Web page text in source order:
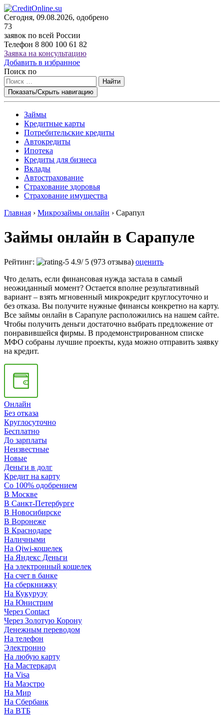
Сегодня, 09.08.2026, одобрено
73
заявок по всей России
Телефон 8 800 100 61 82
Заявка на консультацию
Добавить в избранное
Поиск по
Найти
Показать/Скрыть навигацию
Займы
Кредитные карты
Потребительские кредиты
Автокредиты
Ипотека
Кредиты для бизнеса
Вклады
Автострахование
Страхование здоровья
Страхование имущества
Главная › Микрозаймы онлайн › Сарапул
Займы онлайн в Сарапуле
Рейтинг: 4.9/ 5 (973 отзыва) оценить
Что делать, если финансовая нужда застала в самый
неожиданный момент? Остается вполне результативный
вариант – взять мгновенный микрокредит круглосуточно и
без отказа. Вы получите нужные финансы конкретно на карту.
Все займы онлайн в Сарапуле расположились на нашем сайте.
Чтобы получить деньги достаточно выбрать предложение от
понравившейся фирмы. В продемонстрированном списке
МФО собраны лучшие проекты, куда можно отправить заявку
на кредит.
Онлайн
Без отказа
Круглосуточно
Бесплатно
До зарплаты
Неизвестные
Новые
Деньги в долг
Кредит на карту
Со 100% одобрением
В Москве
В Санкт-Петербурге
В Новосибирске
В Воронеже
В Краснодаре
Наличными
На Qiwi-кошелек
На Яндекс Деньги
На электронный кошелек
На счет в банке
На сберкнижку
На Кукурузу
На Юнистрим
Через Contact
Через Золотую Корону
Денежным переводом
На телефон
Электронно
На любую карту
На Мастеркард
На Visa
На Маэстро
На Мир
На Сбербанк
На ВТБ